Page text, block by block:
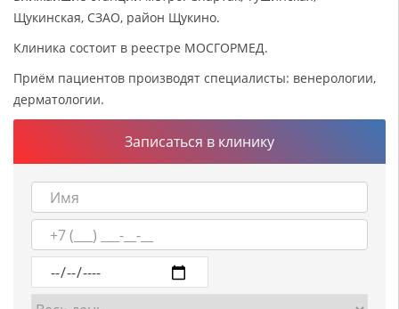
Щукинская, СЗАО, район Щукино.
Клиника состоит в реестре МОСГОРМЕД.
Приём пациентов производят специалисты: венерологии,
дерматологии.
Записаться в клинику